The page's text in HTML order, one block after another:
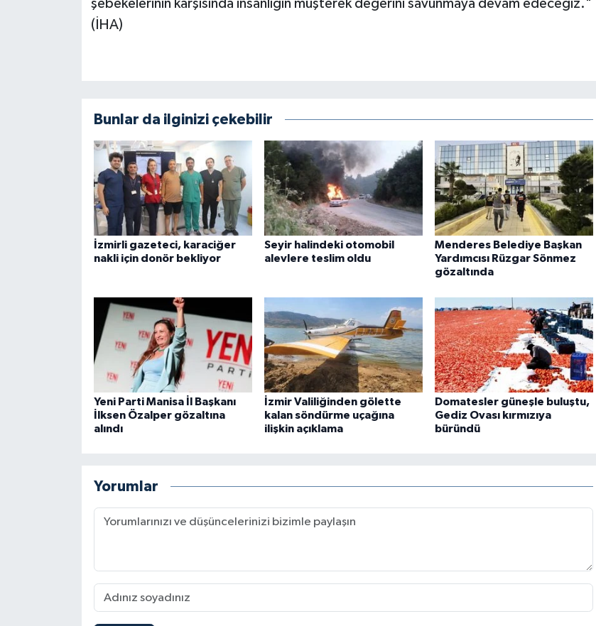
şebekelerinin karşısında insanlığın müşterek değerini savunmaya devam edeceğiz."
(İHA)
Bunlar da ilginizi çekebilir
İzmirli gazeteci, karaciğer
nakli için donör bekliyor
Seyir halindeki otomobil
alevlere teslim oldu
Menderes Belediye Başkan
Yardımcısı Rüzgar Sönmez
gözaltında
Yeni Parti Manisa İl Başkanı
İlksen Özalper gözaltına
alındı
İzmir Valiliğinden gölette
kalan söndürme uçağına
ilişkin açıklama
Domatesler güneşle buluştu,
Gediz Ovası kırmızıya
büründü
Yorumlar